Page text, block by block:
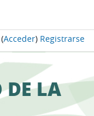
(Acceder) Registrarse
DE LA